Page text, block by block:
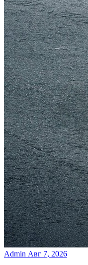
Admin Авг 7, 2026